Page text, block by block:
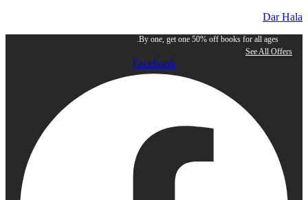
Dar Hala
By one, get one 50% off books for all ages.
See All Offers
Facebook